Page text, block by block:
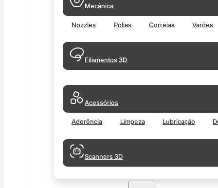
Mecânica
Nozzles Polias Correias Varões
Filamentos 3D
Acessórios
Aderência Limpeza Lubricação
Scanners 3D